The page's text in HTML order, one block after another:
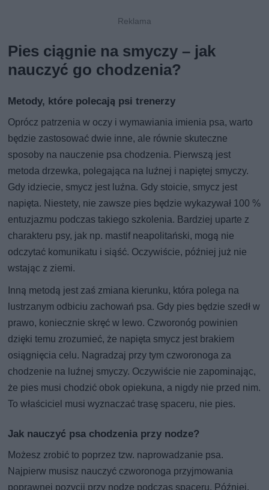
Pies ciągnie na smyczy – jak
nauczyć go chodzenia?
Metody, które polecają psi trenerzy
Oprócz patrzenia w oczy i wymawiania imienia psa, warto
będzie zastosować dwie inne, ale równie skuteczne
sposoby na nauczenie psa chodzenia. Pierwszą jest
metoda drzewka, polegająca na luźnej i napiętej smyczy.
Gdy idziecie, smycz jest luźna. Gdy stoicie, smycz jest
napięta. Niestety, nie zawsze pies będzie wykazywał 100 %
entuzjazmu podczas takiego szkolenia. Bardziej uparte z
charakteru psy, jak np. mastif neapolitański, mogą nie
odczytać komunikatu i siąść. Oczywiście, później już nie
wstając z ziemi.
Inną metodą jest zaś zmiana kierunku, która polega na
lustrzanym odbiciu zachowań psa. Gdy pies będzie szedł w
prawo, koniecznie skręć w lewo. Czworonóg powinien
dzięki temu zrozumieć, że napięta smycz jest brakiem
osiągnięcia celu. Nagradzaj przy tym czworonoga za
chodzenie na luźnej smyczy. Oczywiście nie zapominając,
że pies musi chodzić obok opiekuna, a nigdy nie przed nim.
To właściciel musi wyznaczać trasę spaceru, nie pies.
Jak nauczyć psa chodzenia przy nodze?
Możesz zrobić to poprzez tzw. naprowadzanie psa.
Najpierw musisz nauczyć czworonoga przyjmowania
poprawnej pozycji przy nodze podczas spaceru. Później,